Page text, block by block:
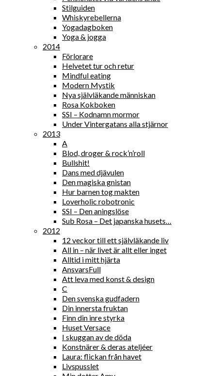
Stilguiden
Whiskyrebellerna
Yogadagboken
Yoga & jogga
2014
Förlorare
Helvetet tur och retur
Mindful eating
Modern Mystik
Nya självläkande människan
Rosa Kokboken
SSI – Kodnamn mormor
Under Vintergatans alla stjärnor
2013
A
Blod, droger & rock’n’roll
Bullshit!
Dans med djävulen
Den magiska gnistan
Hur barnen tog makten
Loverholic robotronic
SSI – Den aningslöse
Sub Rosa – Det japanska husets…
2012
12 veckor till ett självläkande liv
All in – när livet är allt eller inget
Alltid i mitt hjärta
AnsvarsFull
Att leva med konst & design
C
Den svenska gudfadern
Din innersta fruktan
Finn din inre styrka
Huset Versace
I skuggan av de döda
Konstnärer & deras ateljéer
Laura: flickan från havet
Livspusslet